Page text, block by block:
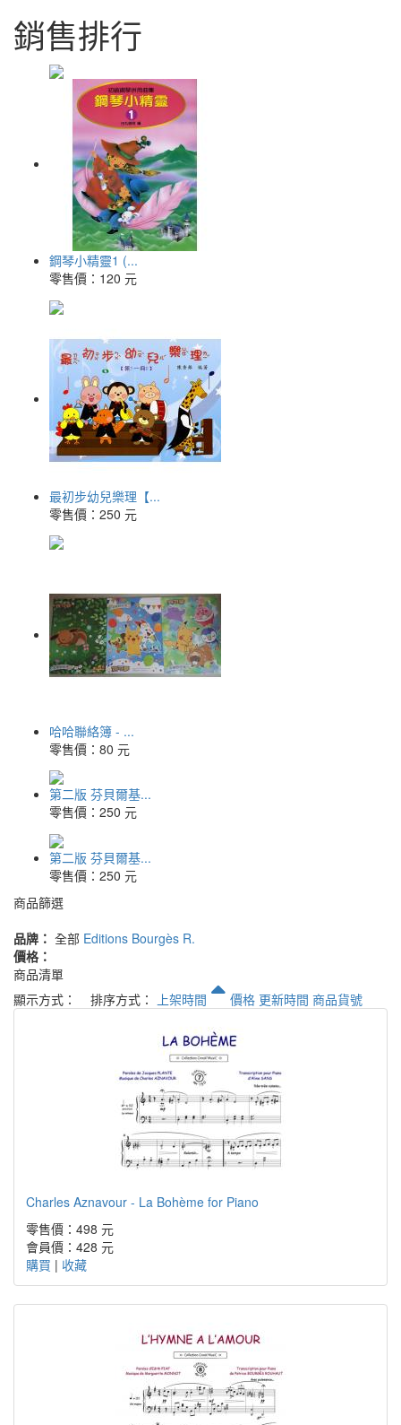
銷售排行
鋼琴小精靈1 (...
零售價： 120 元
最初步幼兒樂理【...
零售價： 250 元
哈哈聯絡簿 - ...
零售價： 80 元
第二版 芬貝爾基...
零售價： 250 元
第二版 芬貝爾基...
零售價： 250 元
商品篩選
品牌： 全部 Editions Bourgès R.
價格：
商品清單
顯示方式：
排序方式： 上架時間 價格 更新時間 商品貨號
Charles Aznavour - La Bohème for Piano
零售價：498 元
會員價：428 元
購買 | 收藏